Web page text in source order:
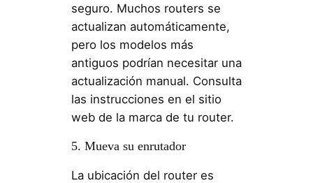
seguro. Muchos routers se
actualizan automáticamente,
pero los modelos más
antiguos podrían necesitar una
actualización manual. Consulta
las instrucciones en el sitio
web de la marca de tu router.
5. Mueva su enrutador
La ubicación del router es